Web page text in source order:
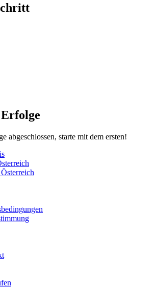
abgeschlossen, starte mit dem ersten!